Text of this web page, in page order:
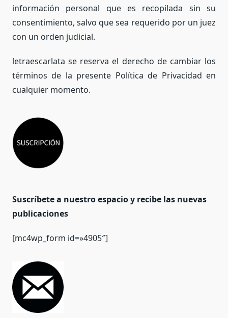
información personal que es recopilada sin su
consentimiento, salvo que sea requerido por un juez
con un orden judicial.
letraescarlata se reserva el derecho de cambiar los
términos de la presente Política de Privacidad en
cualquier momento.
Suscríbete a nuestro espacio y recibe las nuevas
publicaciones
[mc4wp_form id=»4905″]